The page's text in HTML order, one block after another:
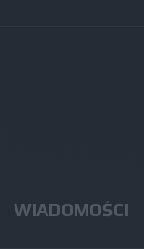
WIADOMOŚCI